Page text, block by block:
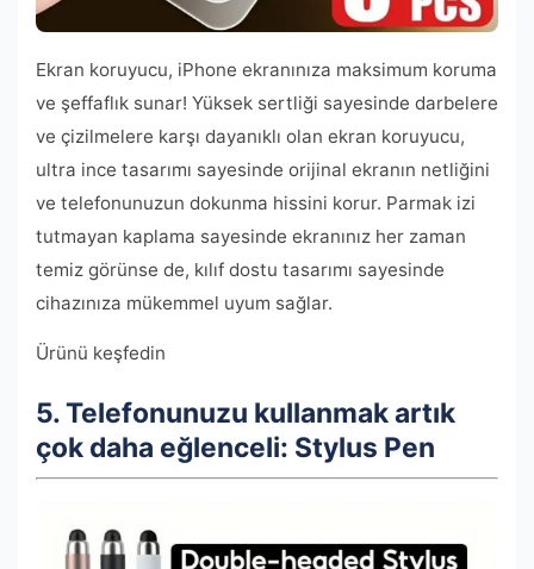
Ekran koruyucu, iPhone ekranınıza maksimum koruma
ve şeffaflık sunar! Yüksek sertliği sayesinde darbelere
ve çizilmelere karşı dayanıklı olan ekran koruyucu,
ultra ince tasarımı sayesinde orijinal ekranın netliğini
ve telefonunuzun dokunma hissini korur. Parmak izi
tutmayan kaplama sayesinde ekranınız her zaman
temiz görünse de, kılıf dostu tasarımı sayesinde
cihazınıza mükemmel uyum sağlar.
Ürünü keşfedin
5. Telefonunuzu kullanmak artık
çok daha eğlenceli: Stylus Pen